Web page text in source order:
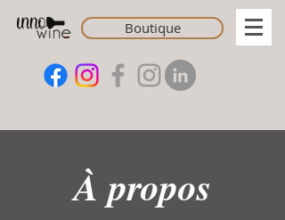
Boutique
À propos